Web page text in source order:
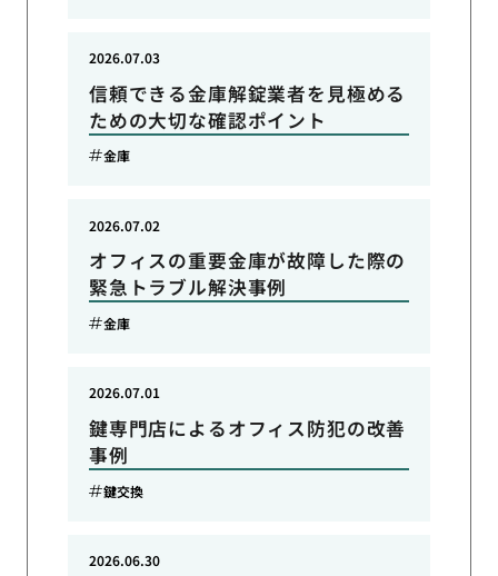
信頼できる金庫解錠業者を見極める
ための大切な確認ポイント
2026.07.03
金庫
オフィスの重要金庫が故障した際の
緊急トラブル解決事例
2026.07.02
金庫
鍵専門店によるオフィス防犯の改善
事例
2026.07.01
鍵交換
2026.06.30